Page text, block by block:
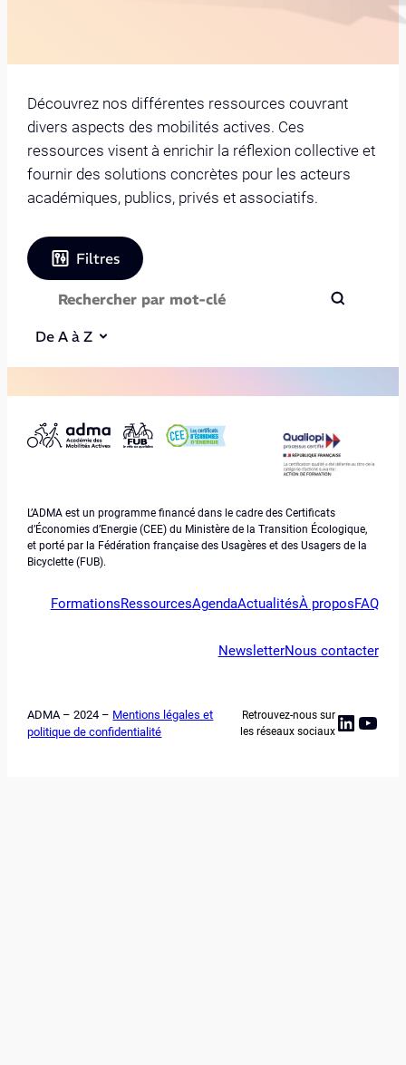
Découvrez nos différentes ressources couvrant
divers aspects des mobilités actives. Ces
ressources visent à enrichir la réflexion collective et
fournir des solutions concrètes pour les acteurs
académiques, publics, privés et associatifs.
Filtres
De A à Z
L’ADMA est un programme financé dans le cadre des Certificats
d’Économies d’Energie (CEE) du Ministère de la Transition Écologique,
et porté par la Fédération française des Usagères et des Usagers de la
Bicyclette (FUB).
FormationsRessourcesAgendaActualitésÀ proposFAQ
NewsletterNous contacter
ADMA – 2024 – Mentions légales et
politique de confidentialité
Retrouvez-nous sur
les réseaux sociaux